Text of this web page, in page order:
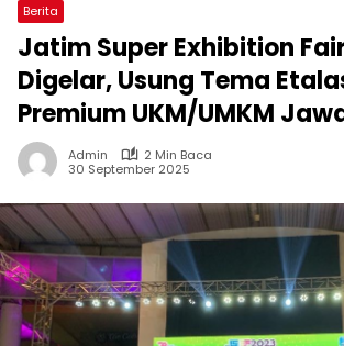
Berita
Jatim Super Exhibition
Digelar, Usung Tema
Premium UKM/UMKM
Admin
2 Min Baca
30 September 2025